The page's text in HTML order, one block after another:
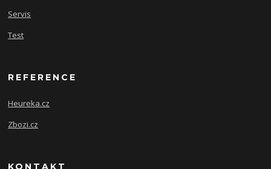
Servis
Test
REFERENCE
Heureka.cz
Zbozi.cz
KONTAKT